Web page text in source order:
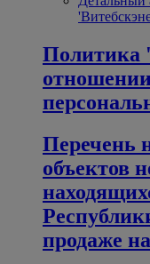
Политика
Перечень
объектов
продаже